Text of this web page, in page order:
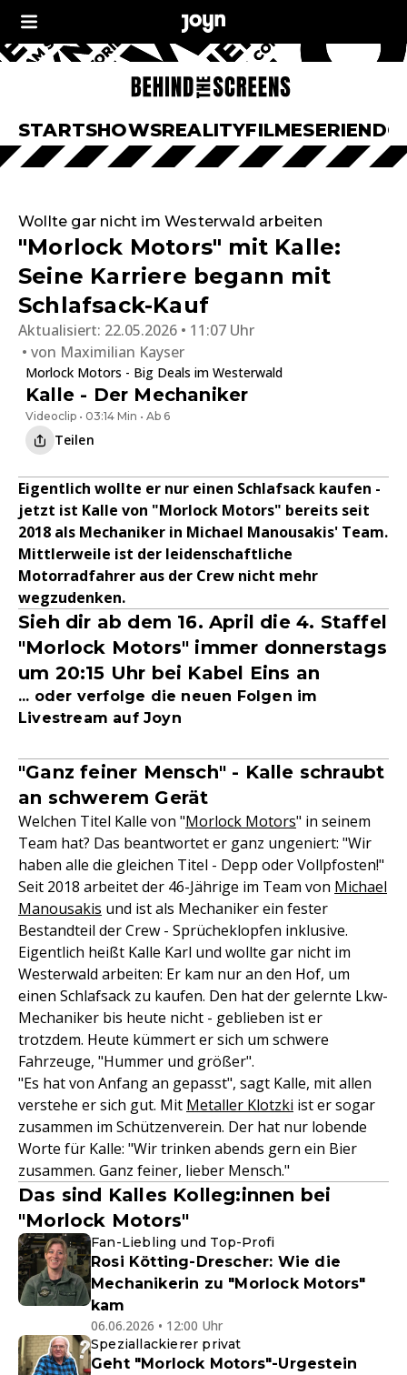
STARTSHOWSREALITYFILMESERIEN
Wollte gar nicht im Westerwald arbeiten
"Morlock Motors" mit Kalle:
Seine Karriere begann mit
Schlafsack-Kauf
Aktualisiert: 22.05.2026 • 11:07 Uhr
von Maximilian Kayser
Morlock Motors - Big Deals im Westerwald
Kalle - Der Mechaniker
Videoclip • 03:14 Min • Ab 6
Teilen
Eigentlich wollte er nur einen Schlafsack kaufen -
jetzt ist Kalle von "Morlock Motors" bereits seit
2018 als Mechaniker in Michael Manousakis' Team.
Mittlerweile ist der leidenschaftliche
Motorradfahrer aus der Crew nicht mehr
wegzudenken.
Sieh dir ab dem 16. April die 4. Staffel
"Morlock Motors" immer donnerstags
um 20:15 Uhr bei Kabel Eins an
... oder verfolge die neuen Folgen im
Livestream auf Joyn
"Ganz feiner Mensch" - Kalle schraubt
an schwerem Gerät
Welchen Titel Kalle von "Morlock Motors" in seinem
Team hat? Das beantwortet er ganz ungeniert: "Wir
haben alle die gleichen Titel - Depp oder Vollpfosten!"
Seit 2018 arbeitet der 46-Jährige im Team von Michael
Manousakis und ist als Mechaniker ein fester
Bestandteil der Crew - Sprücheklopfen inklusive.
Eigentlich heißt Kalle Karl und wollte gar nicht im
Westerwald arbeiten: Er kam nur an den Hof, um
einen Schlafsack zu kaufen. Den hat der gelernte Lkw-
Mechaniker bis heute nicht - geblieben ist er
trotzdem. Heute kümmert er sich um schwere
Fahrzeuge, "Hummer und größer".
"Es hat von Anfang an gepasst", sagt Kalle, mit allen
verstehe er sich gut. Mit Metaller Klotzki ist er sogar
zusammen im Schützenverein. Der hat nur lobende
Worte für Kalle: "Wir trinken abends gern ein Bier
zusammen. Ganz feiner, lieber Mensch."
Das sind Kalles Kolleg:innen bei
"Morlock Motors"
Fan-Liebling und Top-Profi
Rosi Kötting-Drescher: Wie die
Mechanikerin zu "Morlock Motors"
kam
06.06.2026 • 12:00 Uhr
Speziallackierer privat
Geht "Morlock Motors"-Urgestein